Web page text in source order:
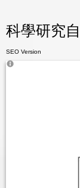
科學研究
SEO Version